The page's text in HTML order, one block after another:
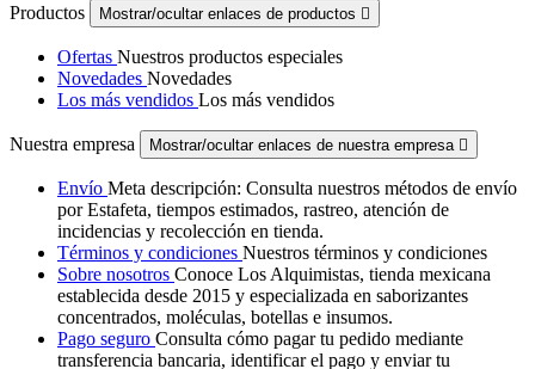
Productos Mostrar/ocultar enlaces de productos 
Ofertas Nuestros productos especiales
Novedades Novedades
Los más vendidos Los más vendidos
Nuestra empresa Mostrar/ocultar enlaces de nuestra empresa 
Envío Meta descripción: Consulta nuestros métodos de envío
por Estafeta, tiempos estimados, rastreo, atención de
incidencias y recolección en tienda.
Términos y condiciones Nuestros términos y condiciones
Sobre nosotros Conoce Los Alquimistas, tienda mexicana
establecida desde 2015 y especializada en saborizantes
concentrados, moléculas, botellas e insumos.
Pago seguro Consulta cómo pagar tu pedido mediante
transferencia bancaria, identificar el pago y enviar tu